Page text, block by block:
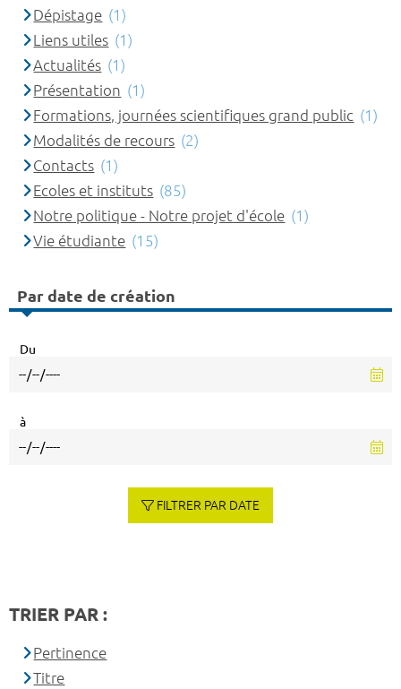
Dépistage (1)
Liens utiles (1)
Actualités (1)
Présentation (1)
Formations, journées scientifiques grand public (1)
Modalités de recours (2)
Contacts (1)
Ecoles et instituts (85)
Notre politique - Notre projet d'école (1)
Vie étudiante (15)
Par date de création
Du
à
FILTRER PAR DATE
TRIER PAR :
Pertinence
Titre